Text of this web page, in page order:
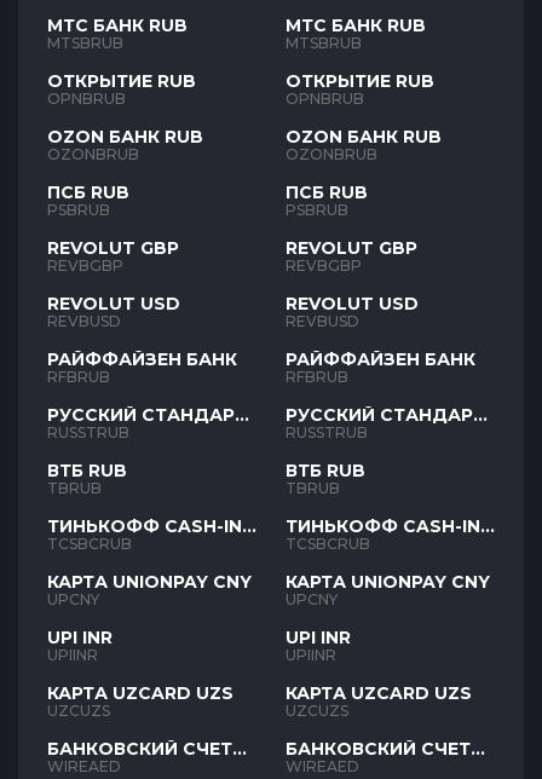
МТС БАНК RUB
MTSBRUB
ОТКРЫТИЕ RUB
OPNBRUB
OZON БАНК RUB
OZONBRUB
ПСБ RUB
PSBRUB
REVOLUT GBP
REVBGBP
REVOLUT USD
REVBUSD
РАЙФФАЙЗЕН БАНК
RFBRUB
РУССКИЙ СТАНДАРТ
RUB
RUSSTRUB
ВТБ RUB
TBRUB
ТИНЬКОФФ CASH-IN
RUB
TCSBCRUB
КАРТА UNIONPAY CNY
UPCNY
UPI INR
UPIINR
КАРТА UZCARD UZS
UZCUZS
БАНКОВСКИЙ СЧЕТ
AED
WIREAED
МТС БАНК RUB
MTSBRUB
ОТКРЫТИЕ RUB
OPNBRUB
OZON БАНК RUB
OZONBRUB
ПСБ RUB
PSBRUB
REVOLUT GBP
REVBGBP
REVOLUT USD
REVBUSD
РАЙФФАЙЗЕН БАНК
RFBRUB
РУССКИЙ СТАНДАРТ
RUB
RUSSTRUB
ВТБ RUB
TBRUB
ТИНЬКОФФ CASH-IN
RUB
TCSBCRUB
КАРТА UNIONPAY CNY
UPCNY
UPI INR
UPIINR
КАРТА UZCARD UZS
UZCUZS
БАНКОВСКИЙ СЧЕТ
AED
WIREAED